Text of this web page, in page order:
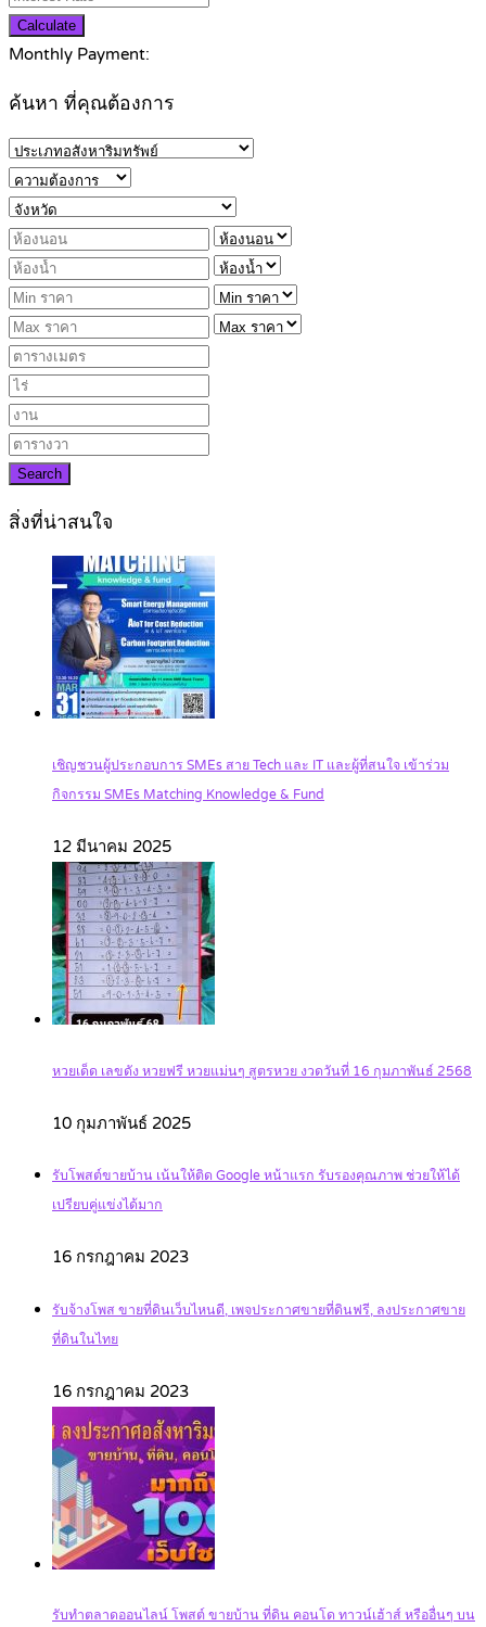
Calculate
Monthly Payment:
ค้นหา ที่คุณต้องการ
Search
สิ่งที่น่าสนใจ
เชิญชวนผู้ประกอบการ SMEs สาย Tech และ IT และผู้ที่สนใจ เข้าร่วม
กิจกรรม SMEs Matching Knowledge & Fund
12 มีนาคม 2025
หวยเด็ด เลขดัง หวยฟรี หวยแม่นๆ สูตรหวย งวดวันที่ 16 กุมภาพันธ์ 2568
10 กุมภาพันธ์ 2025
รับโพสต์ขายบ้าน เน้นให้ติด Google หน้าแรก รับรองคุณภาพ ช่วยให้ได้
เปรียบคู่แข่งได้มาก
16 กรกฎาคม 2023
รับจ้างโพส ขายที่ดินเว็บไหนดี, เพจประกาศขายที่ดินฟรี, ลงประกาศขาย
ที่ดินในไทย
16 กรกฎาคม 2023
รับทำตลาดออนไลน์ โพสต์ ขายบ้าน ที่ดิน คอนโด ทาวน์เฮ้าส์ หรืออื่นๆ บน